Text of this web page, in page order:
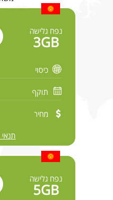
נפח גלישה
3GB
כיסוי
תוקף
מחיר
נפח גלישה
5GB